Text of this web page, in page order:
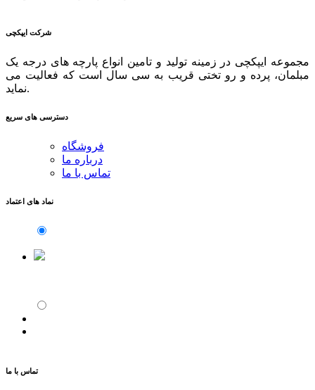
شرکت ایپکچی
مجموعه ایپکچی در زمینه تولید و تامین انواع پارچه های درجه یک
مبلمان، پرده و رو تختی قریب به سی سال است که فعالیت می
نماید.
دسترسی های سریع
فروشگاه
درباره ما
تماس با ما
نماد های اعتماد
تماس با ما